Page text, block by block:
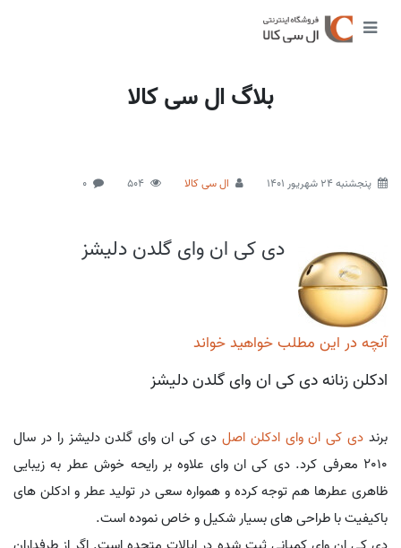
بلاگ ال سی کالا
پنجشنبه 24 شهریور 1401 ال سی کالا 504
0
دی کی ان وای گلدن دلیشز
آنچه در این مطلب خواهید خواند
ادکلن زنانه دی کی ان وای گلدن دلیشز
برند دی کی ان وای ادکلن اصل دی کی ان وای گلدن دلیشز را در سال
2010 معرفی کرد. دی کی ان وای علاوه بر رایحه خوش عطر به زیبایی
ظاهری عطرها هم توجه کرده و همواره سعی در تولید عطر و ادکلن های
باکیفیت با طراحی های بسیار شکیل و خاص نموده است.